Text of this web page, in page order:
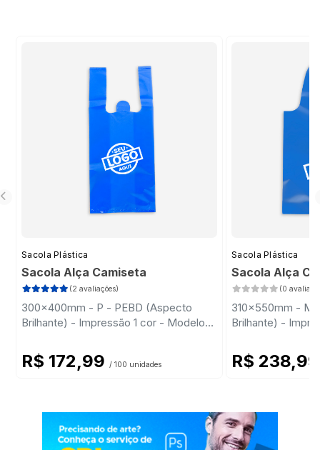
Sacola Plástica
Sacola Alça Camiseta
(2 avaliações)
300x400mm - P - PEBD (Aspecto
Brilhante) - Impressão 1 cor - Modelo
R$ 172,99 / 100 unidades
Sacola Plástica
Sacola Alça
(0
310x550mm - M
Brilhante) -
R$